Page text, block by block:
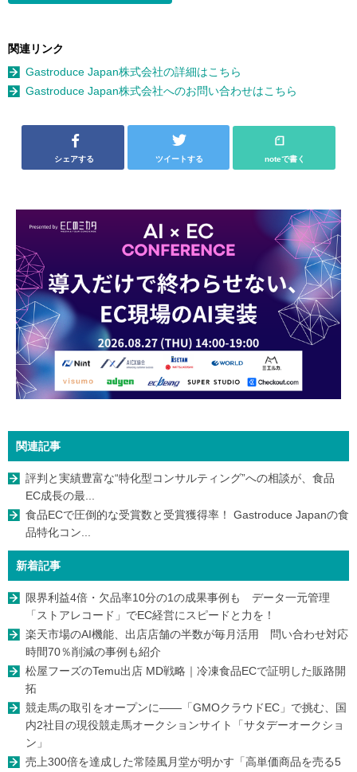
関連リンク
Gastroduce Japan株式会社の詳細はこちら
Gastroduce Japan株式会社へのお問い合わせはこちら
シェアする ツイートする noteで書く
関連記事
評判と実績豊富な“特化型コンサルティング”への相談が、食品
EC成長の最...
食品ECで圧倒的な受賞数と受賞獲得率！ Gastroduce Japanの食
品特化コン...
新着記事
限界利益4倍・欠品率10分の1の成果事例も データ一元管理
「ストアレコード」でEC経営にスピードと力を！
楽天市場のAI機能、出店店舗の半数が毎月活用 問い合わせ対応
時間70％削減の事例も紹介
松屋フーズのTemu出店 MD戦略｜冷凍食品ECで証明した販路開
拓
競走馬の取引をオープンに――「GMOクラウドEC」で挑む、国
内2社目の現役競走馬オークションサイト「サタデーオークショ
ン」
売上300倍を達成した常陸風月堂が明かす「高単価商品を売る5